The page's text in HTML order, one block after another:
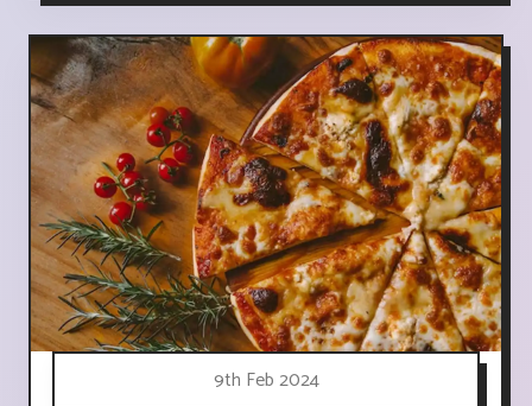
9th Feb 2024